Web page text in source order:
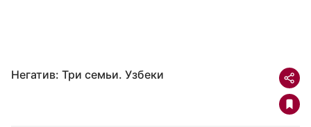
Негатив: Три семьи. Узбеки